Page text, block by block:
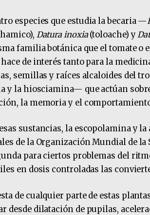
especies que estudia la becaria —
Datura inoxia(toloache) y
familia botánica que el tomate
hace de interés tanto para la
semillas y raíces alcaloides del
y la hiosciamina— que actúan
la memoria y el
sustancias, la escopolamina y
de la Organización Mundial de
para ciertos problemas del
en dosis controladas las
de cualquier parte de estas
desde dilatación de pupilas,